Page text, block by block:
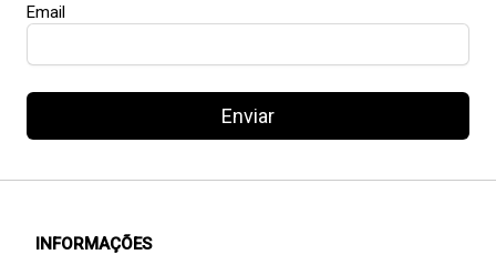
Email
Enviar
INFORMAÇÕES